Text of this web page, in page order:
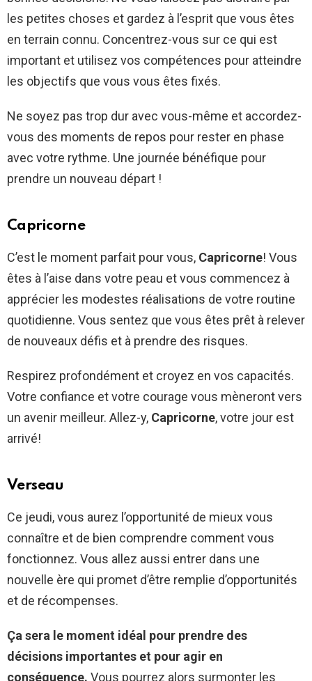
les petites choses et gardez à l’esprit que vous êtes
en terrain connu. Concentrez-vous sur ce qui est
important et utilisez vos compétences pour atteindre
les objectifs que vous vous êtes fixés.
Ne soyez pas trop dur avec vous-même et accordez-
vous des moments de repos pour rester en phase
avec votre rythme. Une journée bénéfique pour
prendre un nouveau départ !
Capricorne
C’est le moment parfait pour vous, Capricorne! Vous
êtes à l’aise dans votre peau et vous commencez à
apprécier les modestes réalisations de votre routine
quotidienne. Vous sentez que vous êtes prêt à relever
de nouveaux défis et à prendre des risques.
Respirez profondément et croyez en vos capacités.
Votre confiance et votre courage vous mèneront vers
un avenir meilleur. Allez-y, Capricorne, votre jour est
arrivé!
Verseau
Ce jeudi, vous aurez l’opportunité de mieux vous
connaître et de bien comprendre comment vous
fonctionnez. Vous allez aussi entrer dans une
nouvelle ère qui promet d’être remplie d’opportunités
et de récompenses.
Ça sera le moment idéal pour prendre des
décisions importantes et pour agir en
conséquence. Vous pourrez alors surmonter les